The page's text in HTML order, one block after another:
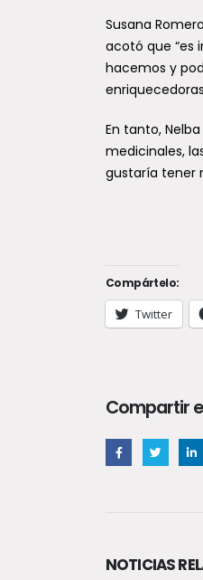
Susana
acotó que “es
hacemos y
En tanto,
medicinales,
gustaría tener
Compártelo:
Twitter
Compartir
NOTICIAS